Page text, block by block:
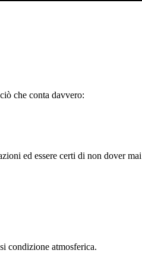
che conta davvero:
ed essere certi di non dover
condizione atmosferica.